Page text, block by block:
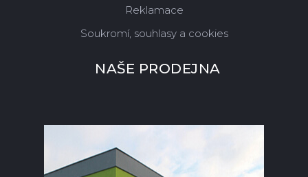
Reklamace
Soukromí, souhlasy a cookies
NAŠE PRODEJNA